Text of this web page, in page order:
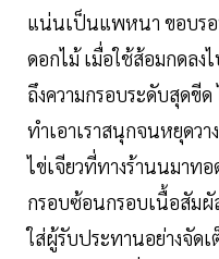
แน่นเป็นแพหนา ขอบร
ดอกไม้ เมื่อใช้ส้อมกดลง
ถึงความกรอบระดับสุดขี
ทำเอาเราสนุกจนหยุดว
ไข่เจียวที่ทางร้านนมาท
กรอบซ้อนกรอบเนื้อสัมผั
ใส่ผู้รับประทานอย่างจัดเ